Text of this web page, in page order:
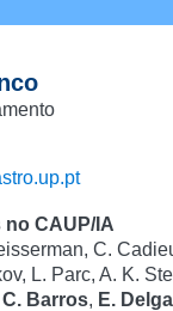
CAUP/IA
C.
L. Parc, A. K.
C. Barros, E.